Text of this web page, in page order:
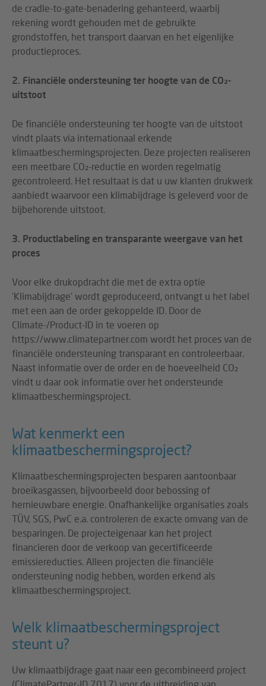
de cradle-to-gate-benadering gehanteerd, waarbij
rekening wordt gehouden met de gebruikte
grondstoffen, het transport daarvan en het eigenlijke
productieproces.
2. Financiële ondersteuning ter hoogte van de CO₂-
uitstoot
De financiële ondersteuning ter hoogte van de uitstoot
vindt plaats via internationaal erkende
klimaatbeschermingsprojecten. Deze projecten realiseren
een meetbare CO₂-reductie en worden regelmatig
gecontroleerd. Het resultaat is dat u uw klanten drukwerk
aanbiedt waarvoor een klimabijdrage is geleverd voor de
bijbehorende uitstoot.
3. Productlabeling en transparante weergave van het
proces
Voor elke drukopdracht die met de extra optie
'Klimabijdrage' wordt geproduceerd, ontvangt u het label
met een aan de order gekoppelde ID. Door de
Climate-/Product-ID in te voeren op
https://www.climatepartner.com wordt het proces van de
financiële ondersteuning transparant en controleerbaar.
Naast informatie over de order en de hoeveelheid CO₂
vindt u daar ook informatie over het ondersteunde
klimaatbeschermingsproject.
Wat kenmerkt een
klimaatbeschermingsproject?
Klimaatbeschermingsprojecten besparen aantoonbaar
broeikasgassen, bijvoorbeeld door bebossing of
hernieuwbare energie. Onafhankelijke organisaties zoals
TÜV, SGS, PwC e.a. controleren de exacte omvang van de
besparingen. De projecteigenaar kan het project
financieren door de verkoop van gecertificeerde
emissiereducties. Alleen projecten die financiële
ondersteuning nodig hebben, worden erkend als
klimaatbeschermingsproject.
Welk klimaatbeschermingsproject
steunt u?
Uw klimaatbijdrage gaat naar een gecombineerd project